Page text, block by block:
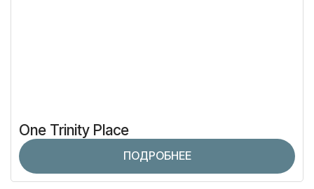
One Trinity Place
ПОДРОБНЕЕ